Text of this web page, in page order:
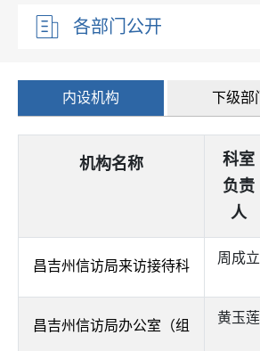
各部门公开
内设机构 下级部
机构名称
科室
负责
人
昌吉州信访局来访接待科
周成立
昌吉州信访局办公室（组
黄玉莲